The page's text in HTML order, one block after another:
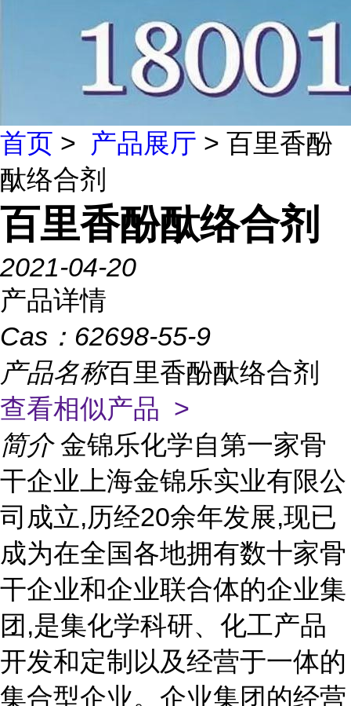
首页 > 产品展厅 > 百里香酚
酞络合剂
百里香酚酞络合剂
2021-04-20
产品详情
Cas： 62698-55-9
产品名称百里香酚酞络合剂
查看相似产品 >
简介 金锦乐化学自第一家骨
干企业上海金锦乐实业有限公
司成立,历经20余年发展,现已
成为在全国各地拥有数十家骨
干企业和企业联合体的企业集
团,是集化学科研、化工产品
开发和定制以及经营于一体的
集合型企业。企业集团的经营